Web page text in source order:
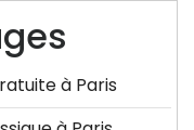
à Paris